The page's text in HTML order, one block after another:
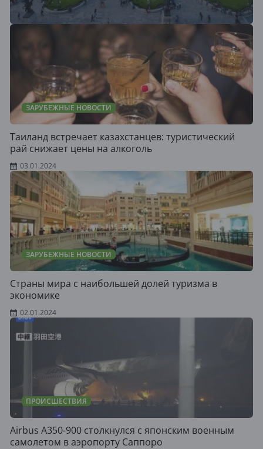
ЗАРУБЕЖНЫЕ НОВОСТИ
Таиланд встречает казахстанцев: туристический
рай снижает цены на алкоголь
03.01.2024
ЗАРУБЕЖНЫЕ НОВОСТИ
Страны мира с наибольшей долей туризма в
экономике
02.01.2024
ПРОИСШЕСТВИЯ
Airbus A350-900 столкнулся с японским военным
самолетом в аэропорту Саппоро